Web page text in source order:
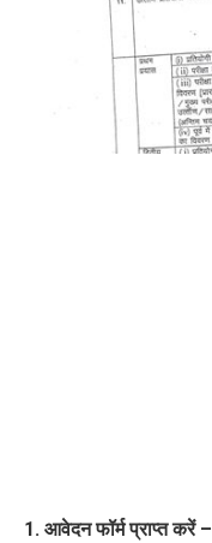
1. आवेदन फॉर्म प्राप्तकरें–